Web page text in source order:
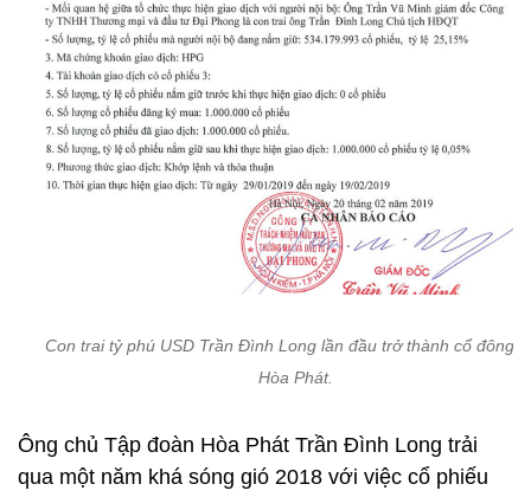
Con trai tỷ phú USD Trần Đình Long lần đầu trở thành cổ đông
Hòa Phát.
Ông chủ Tập đoàn Hòa Phát Trần Đình Long trải
qua một năm khá sóng gió 2018 với việc cổ phiếu